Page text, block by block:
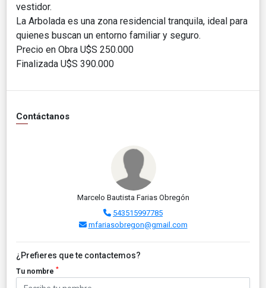
vestidor.
La Arbolada es una zona residencial tranquila, ideal para
quienes buscan un entorno familiar y seguro.
Precio en Obra U$S 250.000
Finalizada U$S 390.000
Contáctanos
Marcelo Bautista Farias Obregón
543515997785
mfariasobregon@gmail.com
¿Prefieres que te contactemos?
Tu nombre *